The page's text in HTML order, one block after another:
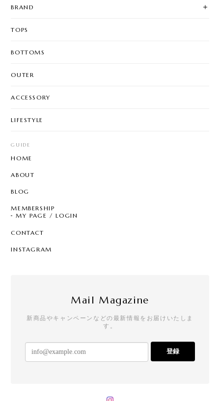
BRAND
TOPS
BOTTOMS
OUTER
ACCESSORY
LIFESTYLE
GUIDE
HOME
ABOUT
BLOG
MEMBERSHIP
MY PAGE / LOGIN
CONTACT
INSTAGRAM
Mail Magazine
新商品やキャンペーンなどの最新情報をお届けいたしま
す。
登録